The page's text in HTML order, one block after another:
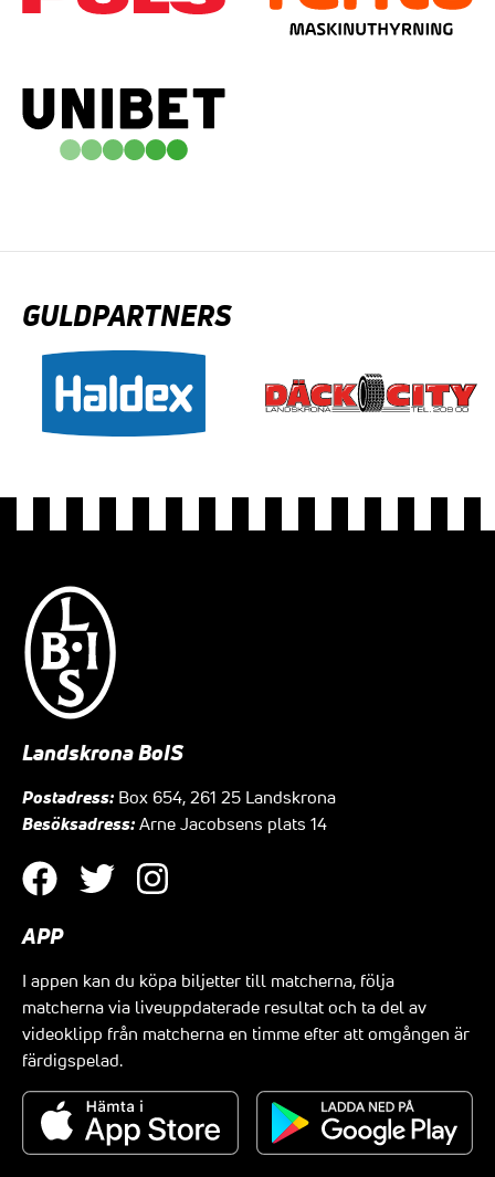
GULDPARTNERS
Landskrona BoIS
Postadress: Box 654, 261 25 Landskrona
Besöksadress: Arne Jacobsens plats 14
APP
I appen kan du köpa biljetter till matcherna, följa
matcherna via liveuppdaterade resultat och ta del av
videoklipp från matcherna en timme efter att omgången är
färdigspelad.